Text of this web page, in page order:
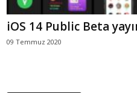
iOS 14 Public Beta
09 Temmuz 2020